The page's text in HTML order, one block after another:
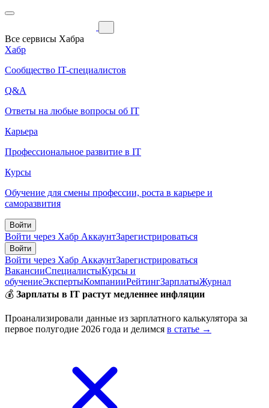
Все сервисы Хабра
Хабр
Сообщество IT-специалистов
Q&A
Ответы на любые вопросы об IT
Карьера
Профессиональное развитие в IT
Курсы
Обучение для смены профессии, роста в карьере и
саморазвития
Войти
Войти через Хабр АккаунтЗарегистрироваться
Войти
Войти через Хабр АккаунтЗарегистрироваться
ВакансииСпециалистыКурсы и
обучениеЭкспертыКомпанииРейтингЗарплатыЖурнал
💰 Зарплаты в IT растут медленнее инфляции
Проанализировали данные из зарплатного калькулятора за
первое полугодие 2026 года и делимся в статье →